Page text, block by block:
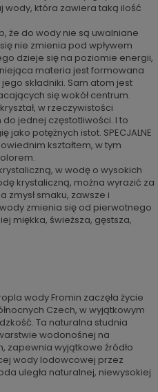
wody, która zawiera taką ilość
że do wody nie są uwalniane
nie zmienia pod wpływem
dzieje się na poziomie energii,
materia jest formowana
składniki. Sam atom jest
się wokół centrum.
w rzeczywistości
jednej częstotliwości. I to
potężnych istot. SPECJALNE
kształtem, w tym
w wodę o wysokich
krystaliczną, można wyrazić za
smaku, zawsze i
zmienia się od pierwotnego
miękka, świeższa, gęstsza,
wody Fromin zaczęła życie
Czech, w wyjątkowym
Ta naturalna studnia
wodonośnej na
zapewnia wyjątkowe źródło
wody lodowcowej przez
uległa naturalnej, niewysokiej